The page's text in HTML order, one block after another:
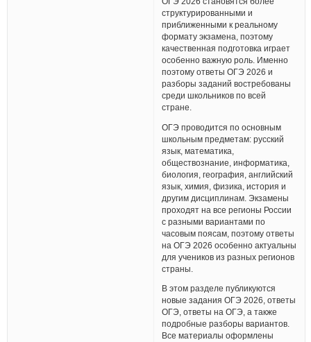
структурированными и
приближенными к реальному
формату экзамена, поэтому
качественная подготовка играет
особенно важную роль. Именно
поэтому ответы ОГЭ 2026 и
разборы заданий востребованы
среди школьников по всей
стране.
ОГЭ проводится по основным
школьным предметам: русский
язык, математика,
обществознание, информатика,
биология, география, английский
язык, химия, физика, история и
другим дисциплинам. Экзамены
проходят на все регионы России
с разными вариантами по
часовым поясам, поэтому ответы
на ОГЭ 2026 особенно актуальны
для учеников из разных регионов
страны.
В этом разделе публикуются
новые задания ОГЭ 2026, ответы
ОГЭ, ответы на ОГЭ, а также
подробные разборы вариантов.
Все материалы оформлены